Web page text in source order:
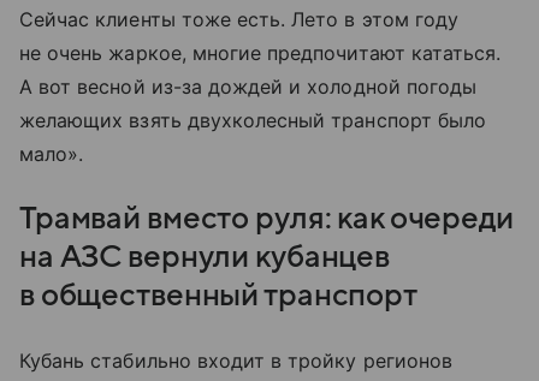
Сейчас клиенты тоже есть. Лето в этом году
не очень жаркое, многие предпочитают кататься.
А вот весной из-за дождей и холодной погоды
желающих взять двухколесный транспорт было
мало».
Трамвай вместо руля: как очереди
на АЗС вернули кубанцев
в общественный транспорт
Кубань стабильно входит в тройку регионов